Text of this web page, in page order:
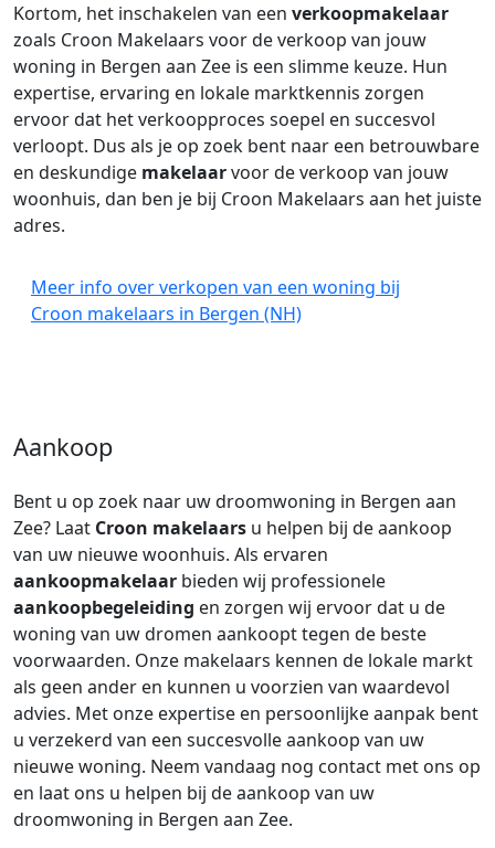
Kortom, het inschakelen van een verkoopmakelaar
zoals Croon Makelaars voor de verkoop van jouw
woning in Bergen aan Zee is een slimme keuze. Hun
expertise, ervaring en lokale marktkennis zorgen
ervoor dat het verkoopproces soepel en succesvol
verloopt. Dus als je op zoek bent naar een betrouwbare
en deskundige makelaarvoor de verkoop van jouw
woonhuis, dan ben je bij Croon Makelaars aan het juiste
adres.
Meer info over verkopen van een woning bij
Croon makelaars in Bergen (NH)
Aankoop
Bent u op zoek naar uw droomwoning in Bergen aan
Zee? Laat Croon makelaars u helpen bij de aankoop
van uw nieuwe woonhuis. Als ervaren
aankoopmakelaar bieden wij professionele
aankoopbegeleiding en zorgen wij ervoor dat u de
woning van uw dromen aankoopt tegen de beste
voorwaarden. Onze makelaars kennen de lokale markt
als geen ander en kunnen u voorzien van waardevol
advies. Met onze expertise en persoonlijke aanpak bent
u verzekerd van een succesvolle aankoop van uw
nieuwe woning. Neem vandaag nog contact met ons op
en laat ons u helpen bij de aankoop van uw
droomwoning in Bergen aan Zee.